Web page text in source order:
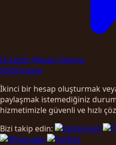
Ücretsiz Hesap Oluştur
SMSOnayla
İkinci bir hesap oluşturmak
paylaşmak istemediğiniz
hizmetimizle güvenli ve hızlı
Bizi takip edin: